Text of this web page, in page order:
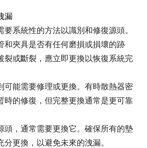
漏
系統性的方法以識別和修復源頭。
和夾具是否有任何磨損或損壞的跡
裂或斷裂，應立即更換以恢復系統完
可能需要修理或更換。有時散熱器密
時的修復，但完整更換通常是更可靠
頭，通常需要更換它。確保所有的墊
更換，以避免未來的洩漏。